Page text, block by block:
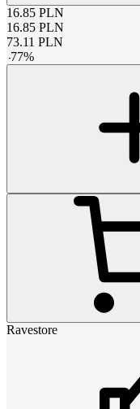
16.85 PLN
16.85 PLN
73.11 PLN
-77%
Ravestore